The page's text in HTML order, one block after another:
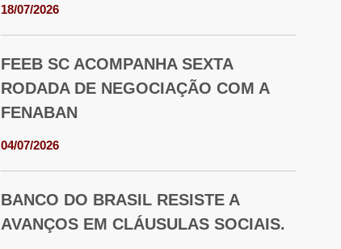
18/07/2026
FEEB SC ACOMPANHA SEXTA
RODADA DE NEGOCIAÇÃO COM A
FENABAN
04/07/2026
BANCO DO BRASIL RESISTE A
AVANÇOS EM CLÁUSULAS SOCIAIS.